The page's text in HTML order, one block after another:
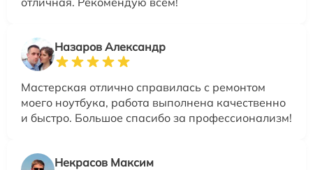
Назаров Александр
Мастерская отлично справилась с ремонтом
моего ноутбука, работа выполнена качественно
и быстро. Большое спасибо за профессионализм!
Некрасов Максим